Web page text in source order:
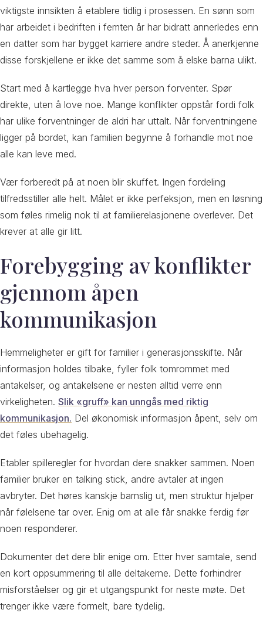
viktigste innsikten å etablere tidlig i prosessen. En sønn som
har arbeidet i bedriften i femten år har bidratt annerledes enn
en datter som har bygget karriere andre steder. Å anerkjenne
disse forskjellene er ikke det samme som å elske barna ulikt.
Start med å kartlegge hva hver person forventer. Spør
direkte, uten å love noe. Mange konflikter oppstår fordi folk
har ulike forventninger de aldri har uttalt. Når forventningene
ligger på bordet, kan familien begynne å forhandle mot noe
alle kan leve med.
Vær forberedt på at noen blir skuffet. Ingen fordeling
tilfredsstiller alle helt. Målet er ikke perfeksjon, men en løsning
som føles rimelig nok til at familierelasjonene overlever. Det
krever at alle gir litt.
Forebygging av konflikter
gjennom åpen
kommunikasjon
Hemmeligheter er gift for familier i generasjonsskifte. Når
informasjon holdes tilbake, fyller folk tomrommet med
antakelser, og antakelsene er nesten alltid verre enn
virkeligheten. Slik «gruff» kan unngås med riktig
kommunikasjon. Del økonomisk informasjon åpent, selv om
det føles ubehagelig.
Etabler spilleregler for hvordan dere snakker sammen. Noen
familier bruker en talking stick, andre avtaler at ingen
avbryter. Det høres kanskje barnslig ut, men struktur hjelper
når følelsene tar over. Enig om at alle får snakke ferdig før
noen responderer.
Dokumenter det dere blir enige om. Etter hver samtale, send
en kort oppsummering til alle deltakerne. Dette forhindrer
misforståelser og gir et utgangspunkt for neste møte. Det
trenger ikke være formelt, bare tydelig.